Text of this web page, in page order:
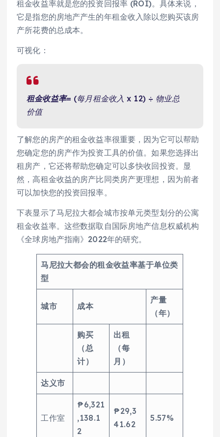
租金收益率就是您的投资回报率 (ROI)。具体来说，
它是指您的房地产产生的年租金收入除以您购买该房
产所花费的总成本。
可视化：
租金收益率= (每月租金收入 x 12) ÷ 物业总
价值
了解您的房产的租金收益率很重要，因为它可以帮助
您确定您的房产作为投资工具的价值。如果您选择出
租房产，它还将帮助您确定可以多快收回投资。显
然，高租金收益的房产比同类房产更理想，因为前者
可以加快您的投资回报率。
下表显示了马尼拉大都会城市按单元类型划分的公寓
租金收益率。这些数据取自国际房地产信息权威机构
《全球房地产指南》2022年的研究。
马尼拉大都会的租金收益率基于单位类
型
城市 成本
产量
（年）
购买
（总
计）
出租
（每
月）
达义市
工作室
₱6,321
,138.1
2
₱29,3
41.62
5.57%